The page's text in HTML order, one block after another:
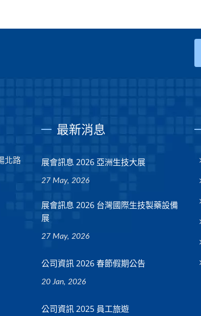
北路
最新消息
展會訊息 2026 亞洲生技大展
27 May, 2026
展會訊息 2026 台灣國際生技製藥設備
展
27 May, 2026
公司資訊 2026 春節假期公告
20 Jan, 2026
公司資訊 2025 員工旅遊